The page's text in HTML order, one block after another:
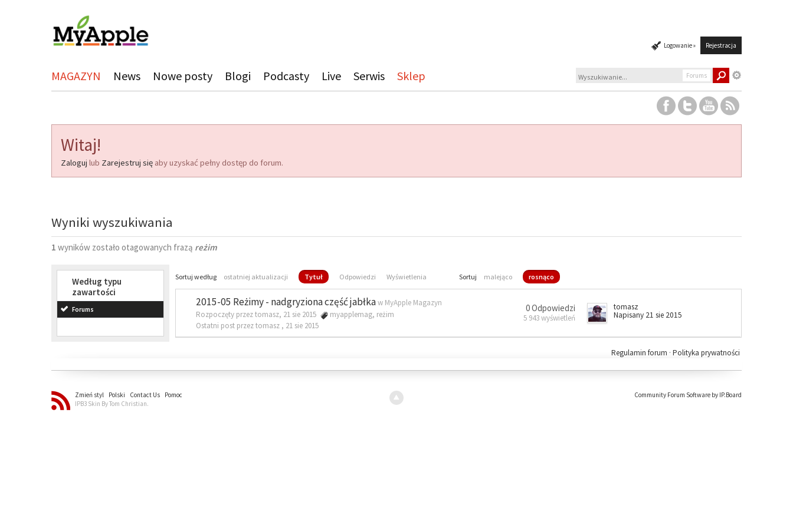
Logowanie » Rejestracja
MAGAZYN News Nowe posty Blogi Podcasty Live Serwis Sklep Forums
Witaj!
Zaloguj lub Zarejestruj się aby uzyskać pełny dostęp do forum.
Wyniki wyszukiwania
1 wyników zostało otagowanych frazą reżim
Według typu
zawartości
Forums
Sortuj według ostatniej aktualizacji Tytuł Odpowiedzi Wyświetlenia Sortuj malejąco rosnąco
2015-05 Reżimy - nadgryziona część jabłkaw MyApple Magazyn
Rozpoczęty przez tomasz, 21 sie 2015
myapplemag, reżim
Ostatni post przez tomasz , 21 sie 2015
0 Odpowiedzi
5 943 wyświetleń
tomasz
Napisany 21 sie 2015
Polityka prywatności
Regulamin forum ·
Zmień styl Polski Contact Us
Pomoc
IPB3 Skin By Tom Christian.
Community Forum Software by IP.Board